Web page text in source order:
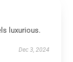
luxurious.
Dec 3, 2024